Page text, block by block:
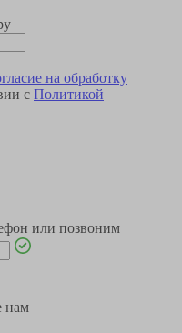
на обработку
с Политикой
или позвоним
нам